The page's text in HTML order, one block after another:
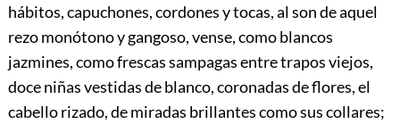
hábitos, capuchones, cordones y tocas, al son de aquel
rezo monótono y gangoso, vense, como blancos
jazmines, como frescas sampagas entre trapos viejos,
doce niñas vestidas de blanco, coronadas de flores, el
cabello rizado, de miradas brillantes como sus collares;